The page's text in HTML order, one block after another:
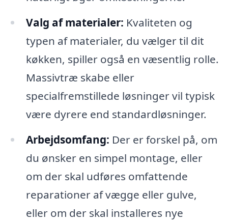
Valg af materialer: Kvaliteten og
typen af materialer, du vælger til dit
køkken, spiller også en væsentlig rolle.
Massivtræ skabe eller
specialfremstillede løsninger vil typisk
være dyrere end standardløsninger.
Arbejdsomfang: Der er forskel på, om
du ønsker en simpel montage, eller
om der skal udføres omfattende
reparationer af vægge eller gulve,
eller om der skal installeres nye